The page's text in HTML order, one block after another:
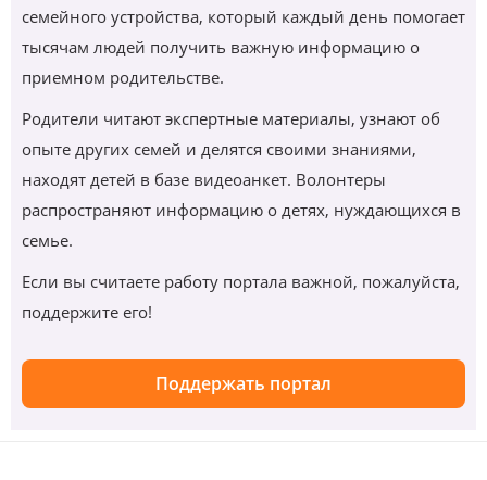
семейного устройства, который каждый день помогает
тысячам людей получить важную информацию о
приемном родительстве.
Родители читают экспертные материалы, узнают об
опыте других семей и делятся своими знаниями,
находят детей в базе видеоанкет. Волонтеры
распространяют информацию о детях, нуждающихся в
семье.
Если вы считаете работу портала важной, пожалуйста,
поддержите его!
Поддержать портал